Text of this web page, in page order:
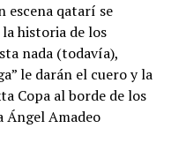
escena qatarí se
historia de los
nada (todavía),
le darán el cuero y la
Copa al borde de los
Ángel Amadeo